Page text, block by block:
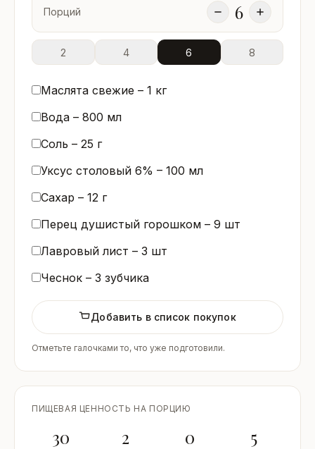
Порций 6
2 4 6 8
Маслята свежие – 1 кг
Вода – 800 мл
Соль – 25 г
Уксус столовый 6% – 100 мл
Сахар – 12 г
Перец душистый горошком – 9 шт
Лавровый лист – 3 шт
Чеснок – 3 зубчика
Добавить в список покупок
Отметьте галочками то, что уже подготовили.
ПИЩЕВАЯ ЦЕННОСТЬ НА ПОРЦИЮ
30 2 0 5